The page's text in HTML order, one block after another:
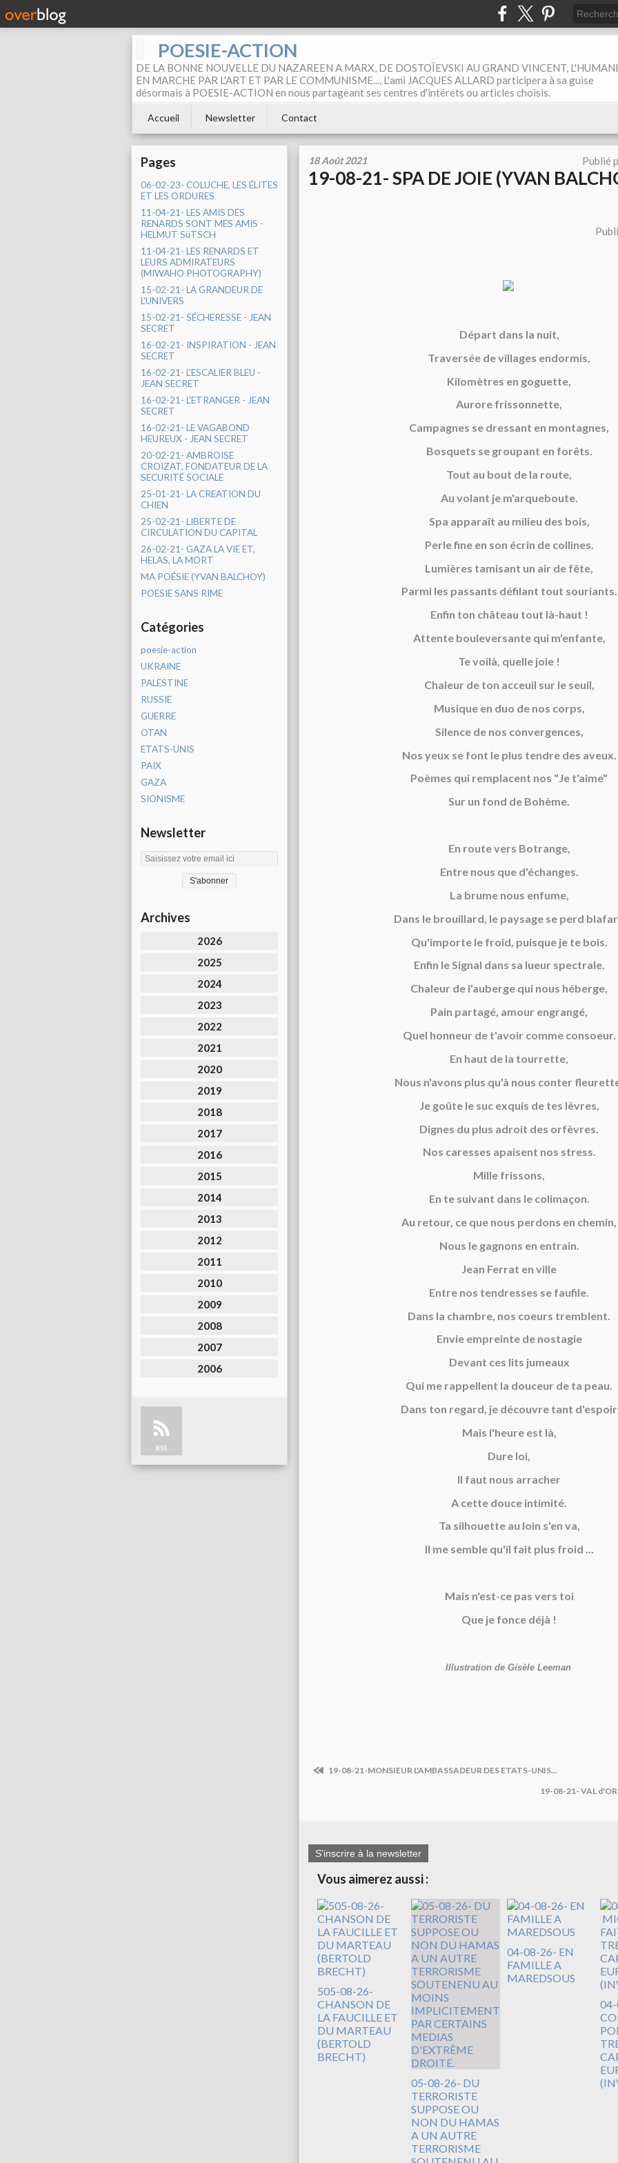
POESIE-ACTION
DE LA BONNE NOUVELLE DU NAZAREEN A MARX, DE DOSTOÏEVSKI AU GRAND VINCENT,
EN MARCHE PAR L'ART ET PAR LE COMMUNISME..., L'ami JACQUES ALLARD participera à sa guise
désormais à POESIE-ACTION en nous partageant ses centres d'intérets ou articles choisis.
Accueil Newsletter Contact
Pages
06-02-23- COLUCHE, LES ÉLITES
ET LES ORDURES
11-04-21- LES AMIS DES
RENARDS SONT MES AMIS -
HELMUT SüTSCH
11-04-21- LES RENARDS ET
LEURS ADMIRATEURS
(MIWAHO PHOTOGRAPHY)
15-02-21- LA GRANDEUR DE
L'UNIVERS
15-02-21- SÉCHERESSE - JEAN
SECRET
16-02-21- INSPIRATION - JEAN
SECRET
16-02-21- L'ESCALIER BLEU -
JEAN SECRET
16-02-21- L'ETRANGER - JEAN
SECRET
16-02-21- LE VAGABOND
HEUREUX - JEAN SECRET
20-02-21- AMBROISE
CROIZAT, FONDATEUR DE LA
SECURITÉ SOCIALE
25-01-21- LA CREATION DU
CHIEN
25-02-21- LIBERTE DE
CIRCULATION DU CAPITAL
26-02-21- GAZA LA VIE ET,
HELAS, LA MORT
MA POÉSIE (YVAN BALCHOY)
POESIE SANS RIME
Catégories
poesie-action
UKRAINE
PALESTINE
RUSSIE
GUERRE
OTAN
ETATS-UNIS
PAIX
GAZA
SIONISME
Newsletter
Archives
2026
2025
2024
2023
2022
2021
2020
2019
2018
2017
2016
2015
2014
2013
2012
2011
2010
2009
2008
2007
2006
RSS
18 Août 2021 Publié
19-08-21- SPA DE JOIE (YVAN
Départ dans la nuit,
Traversée de villages endormis,
Kilomètres en goguette,
Aurore frissonnette,
Campagnes se dressant en montagnes,
Bosquets se groupant en forêts.
Tout au bout de la route,
Au volant je m'arqueboute.
Spa apparaît au milieu des bois,
Perle fine en son écrin de collines.
Lumières tamisant un air de fête,
Parmi les passants défilant tout souriants.
Enfin ton château tout là-haut !
Attente bouleversante qui m'enfante,
Te voilà, quelle joie !
Chaleur de ton acceuil sur le seuil,
Musique en duo de nos corps,
Silence de nos convergences,
Nos yeux se font le plus tendre des aveux.
Poèmes qui remplacent nos "Je t'aime"
Sur un fond de Bohème.
En route vers Botrange,
Entre nous que d'échanges.
La brume nous enfume,
Dans le brouillard, le paysage se perd
Qu'importe le froid, puisque je te bois.
Enfin le Signal dans sa lueur spectrale.
Chaleur de l'auberge qui nous héberge,
Pain partagé, amour engrangé,
Quel honneur de t'avoir comme consoeur.
En haut de la tourrette,
Nous n'avons plus qu'à nous conter
Je goûte le suc exquis de tes lèvres,
Dignes du plus adroit des orfèvres.
Nos caresses apaisent nos stress.
Mille frissons,
En te suivant dans le colimaçon.
Au retour, ce que nous perdons en chemin,
Nous le gagnons en entrain.
Jean Ferrat en ville
Entre nos tendresses se faufile.
Dans la chambre, nos coeurs tremblent.
Envie empreinte de nostagie
Devant ces lits jumeaux
Qui me rappellent la douceur de ta peau.
Dans ton regard, je découvre tant d'espoir
Mais l'heure est là,
Dure loi,
Il faut nous arracher
A cette douce intimité.
Ta silhouette au loin s'en va,
Il me semble qu'il fait plus froid ...
Mais n'est-ce pas vers toi
Que je fonce déjà !
Illustration de Gisèle Leeman
19-08-21-MONSIEUR L'AMBASSADEUR DES ETATS-UNIS...
19-08-21- VAL
S'inscrire à la newsletter
Vous aimerez aussi :
505-08-26-
CHANSON DE
LA FAUCILLE ET
DU MARTEAU
(BERTOLD
BRECHT)
05-08-26- DU
TERRORISTE
SUPPOSE OU
NON DU HAMAS
A UN AUTRE
TERRORISME
04-08-26- EN
FAMILLE A
MAREDSOUS